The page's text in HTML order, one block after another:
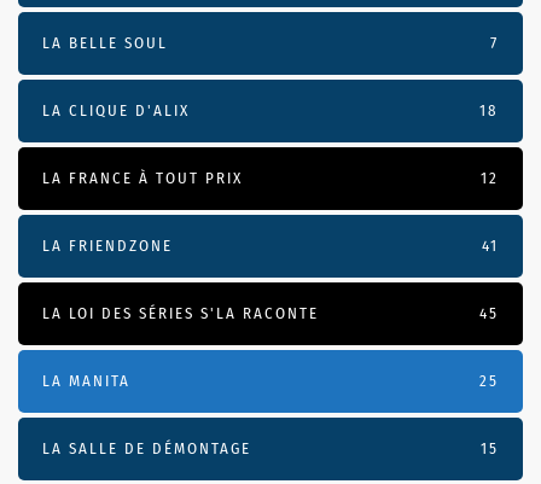
LA BELLE SOUL 7
LA CLIQUE D'ALIX 18
LA FRANCE À TOUT PRIX 12
LA FRIENDZONE 41
LA LOI DES SÉRIES S'LA RACONTE 45
LA MANITA 25
LA SALLE DE DÉMONTAGE 15